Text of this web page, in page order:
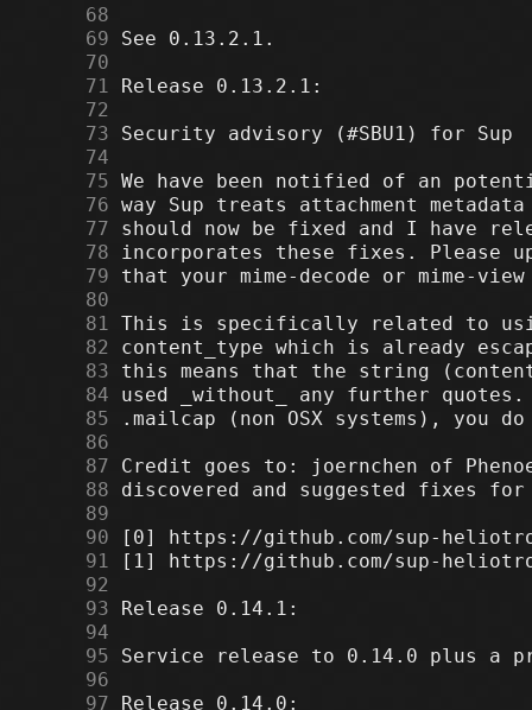
     68
     69
     70
     71
     72
     73
     74
     75
     76
     77
     78
     79
     80
     81
     82
     83
     84
     85
     86
     87
     88
     89
     90
     91
     92
     93
     94
     95
     96
     97